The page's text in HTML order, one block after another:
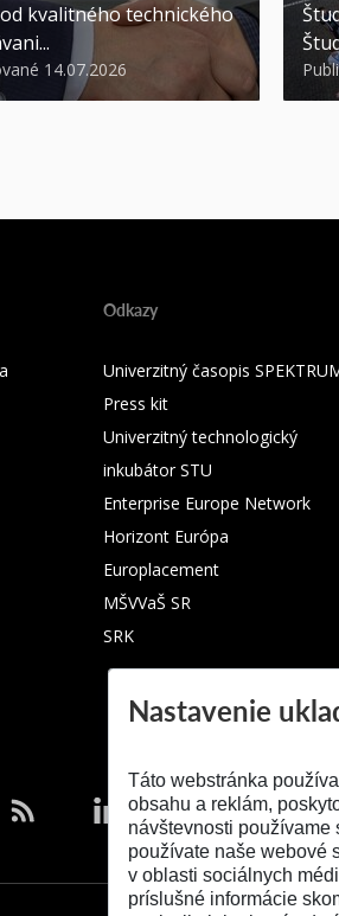
kvalitného technického
14.07.2026
Odkazy
Univerzitný časopis
Press kit
Univerzitný technologický
inkubátor STU
Enterprise Europe Network
Horizont Európa
Europlacement
MŠVVaŠ SR
SRK
Nastavenie
Táto webstránka
obsahu a reklám,
návštevnosti používame
používate naše webové
v oblasti sociálnych
príslušné informácie